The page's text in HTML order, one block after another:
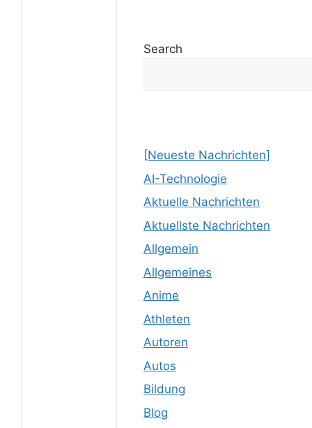
Search
[Neueste Nachrichten]
AI-Technologie
Aktuelle Nachrichten
Aktuellste Nachrichten
Allgemein
Allgemeines
Anime
Athleten
Autoren
Autos
Bildung
Blog